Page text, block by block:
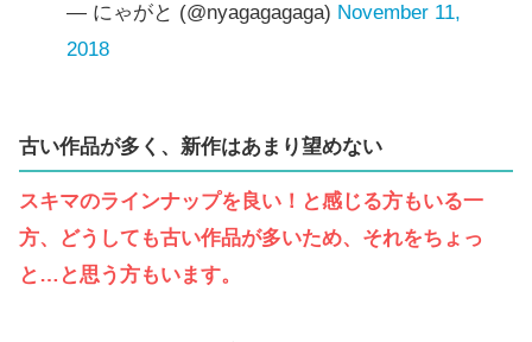
— にゃがと (@nyagagagaga) November 11,
2018
古い作品が多く、新作はあまり望めない
スキマのラインナップを良い！と感じる方もいる一
方、どうしても古い作品が多いため、それをちょっ
と…と思う方もいます。